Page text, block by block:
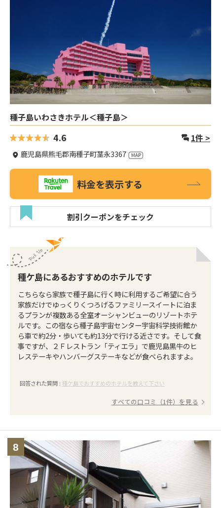
種子島いわさきホテル＜種子島＞
4.6 1件 >
鹿児島県熊毛郡南種子町茎永3367
料金を表示する
割引クーポンをチェック
種ケ島にあるおすすめのホテルです
こちらなら家族で種子島に行く時に利用するご希望に合う
家族だけでゆっくりくつろげるファミリースイートに泊ま
るプランが複数ある全室オーシャンビューのリゾートホテ
ルです。この宿なら種子島宇宙センター宇宙科学技術館か
ら車で約2分・歩いても約13分で行ける近さです。そして食
事ですが、２Ｆレストラン「ティエラ」で鹿児島黒牛のヒ
レステーキやハンバーグステーキなどが食べられますよ。
回答された質問 : 種ケ島でおすすめのホテルを教えて下さい
すべての口コミ（1件）を見る
8